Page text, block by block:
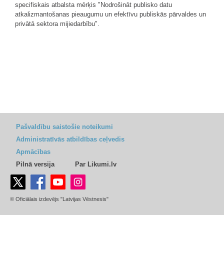
specifiskais atbalsta mērķis "Nodrošināt publisko datu
atkalizmantošanas pieaugumu un efektīvu publiskās pārvaldes un
privātā sektora mijiedarbību".
Pašvaldību saistošie noteikumi
Administratīvās atbildības ceļvedis
Apmācības
Pilnā versija
Par Likumi.lv
© Oficiālais izdevējs "Latvijas Vēstnesis"